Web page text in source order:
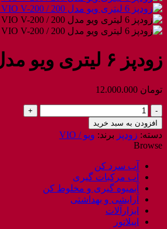
زودپز ۶ لیتری ویو مدل ۲۰۰ / VIO V-۲۰۰
تومان
زودپز
6
لیتری
ویو
200
/
VIO
200
عدد
افزودن به سبد خرید
دسته: زودپز برند: ویو / VIO
Browse
آب سرد کن
آب مرکبات گیری
آبمیوه گیری و مخلوط کن
آرایشی و بهداشتی
ابزارآلات
اپیلاتور